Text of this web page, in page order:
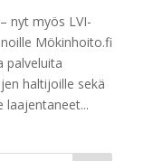
nyt myös LVI-
Mökinhoito.fi
palveluita
haltijoille sekä
laajentaneet...